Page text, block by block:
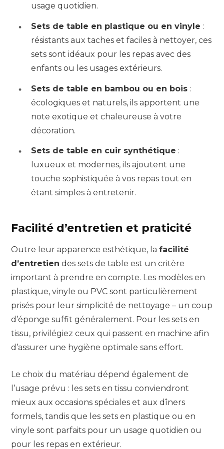
usage quotidien.
Sets de table en plastique ou en vinyle :
résistants aux taches et faciles à nettoyer, ces
sets sont idéaux pour les repas avec des
enfants ou les usages extérieurs.
Sets de table en bambou ou en bois :
écologiques et naturels, ils apportent une
note exotique et chaleureuse à votre
décoration.
Sets de table en cuir synthétique :
luxueux et modernes, ils ajoutent une
touche sophistiquée à vos repas tout en
étant simples à entretenir.
Facilité d’entretien et praticité
Outre leur apparence esthétique, la facilité
d’entretien des sets de table est un critère
important à prendre en compte. Les modèles en
plastique, vinyle ou PVC sont particulièrement
prisés pour leur simplicité de nettoyage – un coup
d’éponge suffit généralement. Pour les sets en
tissu, privilégiez ceux qui passent en machine afin
d’assurer une hygiène optimale sans effort.
Le choix du matériau dépend également de
l’usage prévu : les sets en tissu conviendront
mieux aux occasions spéciales et aux dîners
formels, tandis que les sets en plastique ou en
vinyle sont parfaits pour un usage quotidien ou
pour les repas en extérieur.